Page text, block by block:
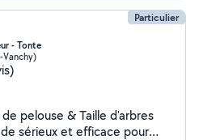
Particulier
- Tonte
Vanchy)
sérieux et efficace pour